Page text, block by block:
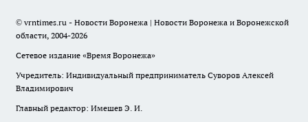
© vrntimes.ru - Новости Воронежа | Новости Воронежа и Воронежской
области, 2004-2026
Сетевое издание «Время Воронежа»
Учредитель: Индивидуальный предприниматель Суворов Алексей
Владимирович
Главный редактор: Имешев Э. И.